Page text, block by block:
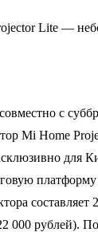
Lite —
с
Mi Home
для
000 рублей).